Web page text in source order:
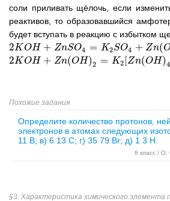
соли приливать щёлочь, если
реактивов, то образовавшийся
будет вступать в реакцию с избытком
2KOH + ZnSO4 = K2SO4 + Zn(
2KOH+Z nS O4=K2SO4+ Zn(OH)2 ↓
2KOH + Zn(OH)2 = K2 Zn(OH)4
2KOH+Z n(OH)2=K2[ Zn OH)4]
Похожие задания
Определите количество протонов,
электронов в атомах следующих
11 B; в) 6 13 C; г) 35 79 Br; д) 1 3 H.
8 класс /
§3. Характеристика химического элемента